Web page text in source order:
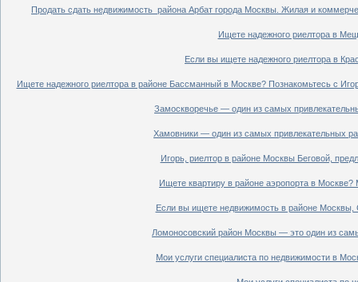
Продать сдать недвижимость района Арбат города Москвы. Жилая и
Ищете надежного риелтора в
Если вы ищете надежного риелтора в
Ищете надежного риелтора в районе Бассманный в Москве? Познакомьтесь с
Замоскворечье — один из самых
Хамовники — один из самых привлекательных
Игорь, риелтор в районе Москвы Беговой,
Ищете квартиру в районе аэропорта в
Если вы ищете недвижимость в районе Москвы,
Ломоносовский район Москвы — это один из
Мои услуги специалиста по недвижимости в